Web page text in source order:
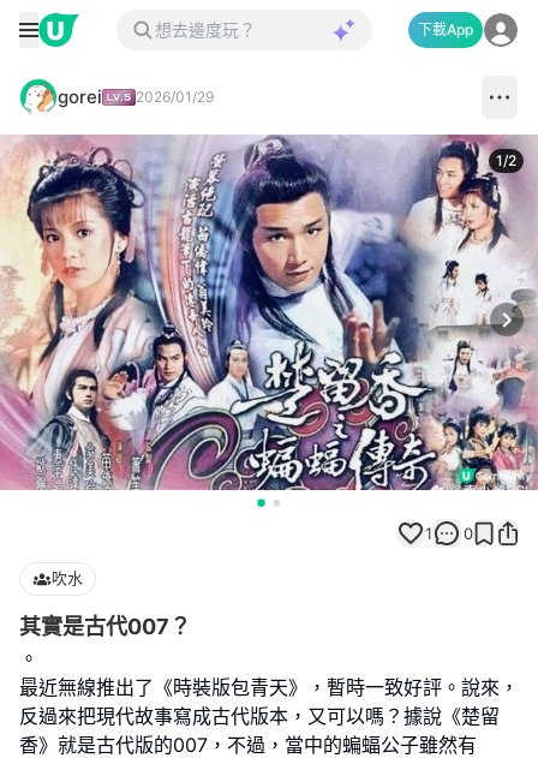
下載App
gorei 2026/01/29
1/2
1 0
吹水
其實是古代007？
。
最近無線推出了《時裝版包青天》，暫時一致好評。說來，
反過來把現代故事寫成古代版本，又可以嗎？據說《楚留
香》就是古代版的007，不過，當中的蝙蝠公子雖然有